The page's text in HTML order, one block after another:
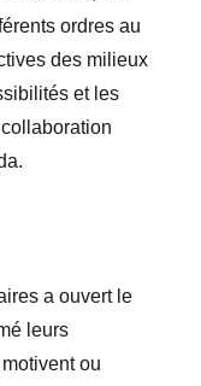
ordres au
des milieux
et les
a ouvert le
leurs
ou